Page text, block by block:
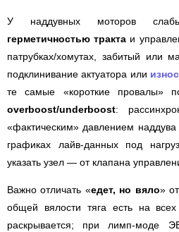
У наддувных моторов
герметичностью тракта и
патрубках/хомутах, забитый или
подклинивание актуатора или
те самые «короткие провалы»
overboost/underboost:
«фактическим» давлением
графиках лайв-данных под
указать узел — от клапана
Важно отличать «едет, но вяло»
общей вялости тяга есть на
раскрывается; при лимп-моде